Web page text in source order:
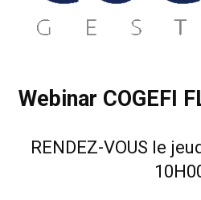
Webinar COGEFI
RENDEZ-VOUS le